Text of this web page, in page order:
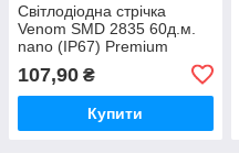
Світлодіодна стрічка
Venom SMD 2835 60д.м.
nano (IP67) Premium
2835120601-WW) Тепло-
білий
107,90 ₴
Купити